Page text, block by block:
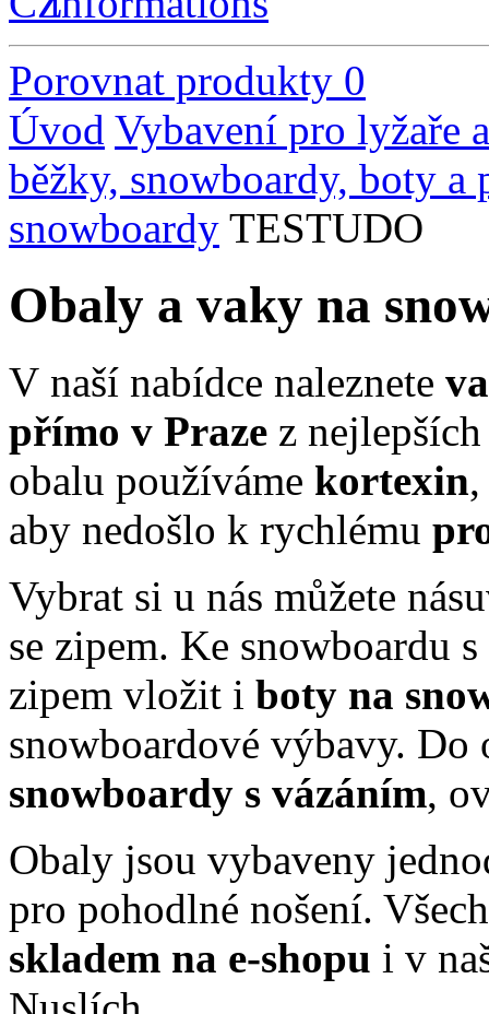
Porovnat produkty 0
Úvod Vybavení pro lyžaře
běžky, snowboardy, boty a
snowboardy TESTUDO
Obaly a vaky na
V naší nabídce naleznete
přímo v Praze z
obalu používáme kortexin
aby nedošlo k rychlému
Vybrat si u nás můžete
se zipem. Ke snowboardu
zipem vložit i boty na
snowboardové výbavy.
snowboardy s vázáním,
Obaly jsou vybaveny
pro pohodlné nošení.
skladem na e-shopu i v